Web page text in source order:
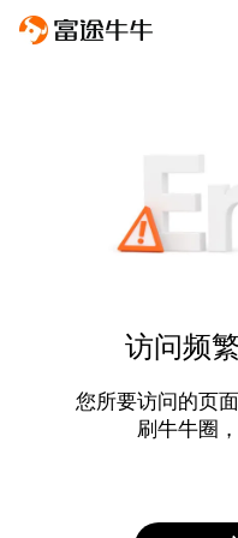
访问频
您所要访问的页
刷牛牛圈